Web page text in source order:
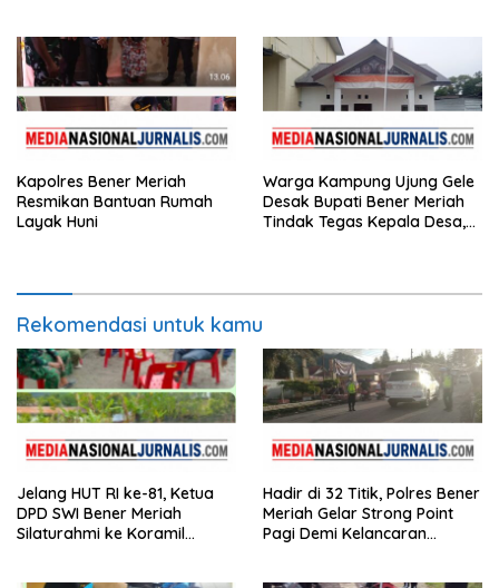
Kapolres Bener Meriah
Resmikan Bantuan Rumah
Layak Huni
Warga Kampung Ujung Gele
Desak Bupati Bener Meriah
Tindak Tegas Kepala Desa,
Rekomendasi untuk kamu
Jelang HUT RI ke-81, Ketua
DPD SWI Bener Meriah
Silaturahmi ke Koramil
Hadir di 32 Titik, Polres Bener
Meriah Gelar Strong Point
Pagi Demi Kelancaran